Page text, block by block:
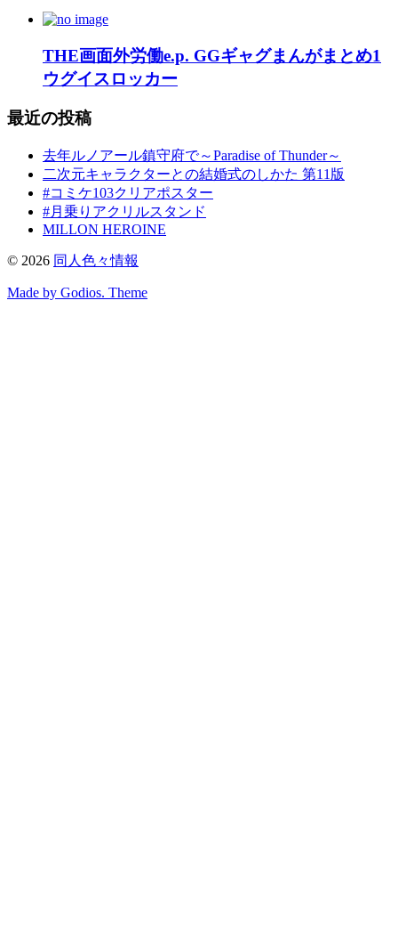
THE画面外労働e.p. GGギャグまんがまとめ1
ウグイスロッカー
最近の投稿
去年ルノアール鎮守府で～Paradise of Thunder～
二次元キャラクターとの結婚式のしかた 第11版
#コミケ103クリアポスター
#月乗りアクリルスタンド
MILLON HEROINE
© 2026 同人色々情報
Made by Godios. Theme